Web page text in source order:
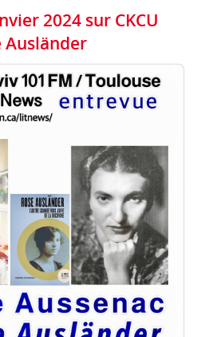
2024 sur CKCU
Ausländer